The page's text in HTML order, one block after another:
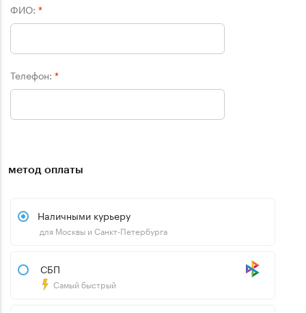
ФИО: *
Телефон: *
метод оплаты
Наличными курьеру
для Москвы и Санкт-Петербурга
СБП
Самый быстрый